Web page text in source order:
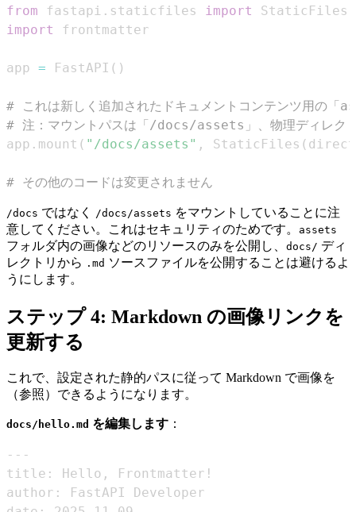
from fastapi . staticfiles import
import
app = FastAPI ( )
# これは新しく追加されたドキュメントコンテンツ用の「
# 注：マウントパスは「/docs/assets」、物理ディレ
app . mount ( "/docs/assets" , StaticFiles (
# その他のコードは変更されません
/docs ではなく /docs/assets をマウントしていることに注
意してください。これはセキュリティのためです。
assets
フォルダ内の画像などのリソースのみを公開し、 docs/ ディ
レクトリから .md ソースファイルを公開することは避けるよ
うにします。
ステップ 4: Markdown の画像リンクを
更新する
これで、設定された静的パスに従って Markdown で画像を
（参照）できるようになります。
docs/hello.md を編集します ：
---